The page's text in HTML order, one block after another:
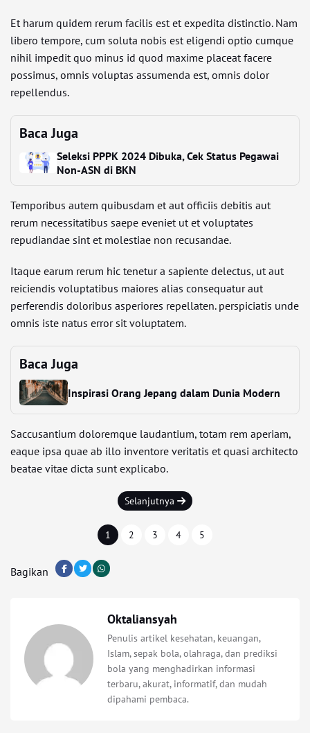
Et harum quidem rerum facilis est et expedita distinctio. Nam
libero tempore, cum soluta nobis est eligendi optio cumque
nihil impedit quo minus id quod maxime placeat facere
possimus, omnis voluptas assumenda est, omnis dolor
repellendus.
Baca Juga
Seleksi PPPK 2024 Dibuka, Cek Status Pegawai
Non-ASN di BKN
Temporibus autem quibusdam et aut officiis debitis aut
rerum necessitatibus saepe eveniet ut et voluptates
repudiandae sint et molestiae non recusandae.
Itaque earum rerum hic tenetur a sapiente delectus, ut aut
reiciendis voluptatibus maiores alias consequatur aut
perferendis doloribus asperiores repellaten. perspiciatis unde
omnis iste natus error sit voluptatem.
Baca Juga
Inspirasi Orang Jepang dalam Dunia Modern
Saccusantium doloremque laudantium, totam rem aperiam,
eaque ipsa quae ab illo inventore veritatis et quasi architecto
beatae vitae dicta sunt explicabo.
Selanjutnya
1 2 3 4 5
Bagikan
Oktaliansyah
Penulis artikel kesehatan, keuangan,
Islam, sepak bola, olahraga, dan prediksi
bola yang menghadirkan informasi
terbaru, akurat, informatif, dan mudah
dipahami pembaca.